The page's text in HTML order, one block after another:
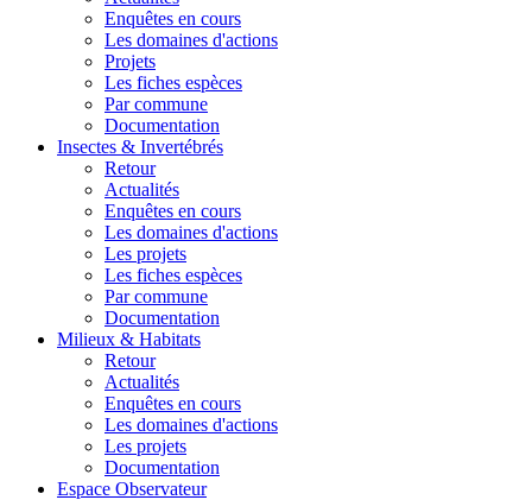
Enquêtes en cours
Les domaines d'actions
Projets
Les fiches espèces
Par commune
Documentation
Insectes & Invertébrés
Retour
Actualités
Enquêtes en cours
Les domaines d'actions
Les projets
Les fiches espèces
Par commune
Documentation
Milieux & Habitats
Retour
Actualités
Enquêtes en cours
Les domaines d'actions
Les projets
Documentation
Espace Observateur